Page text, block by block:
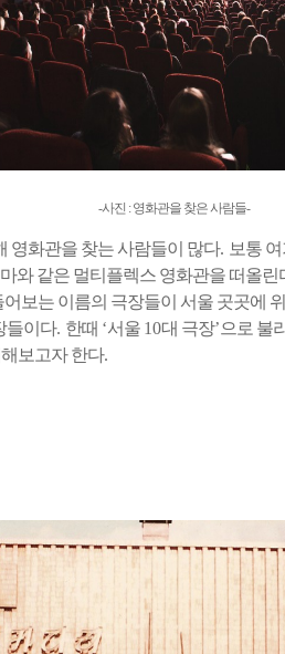
-사진 : 영화관을 찾은 사람들-
영화관을 찾는 사람들이 많다. 보통
와 같은 멀티플렉스 영화관을 떠올린
보는 이름의 극장들이 서울 곳곳에
들이다. 한때 ‘서울 10대 극장’으로 불
보고자 한다.